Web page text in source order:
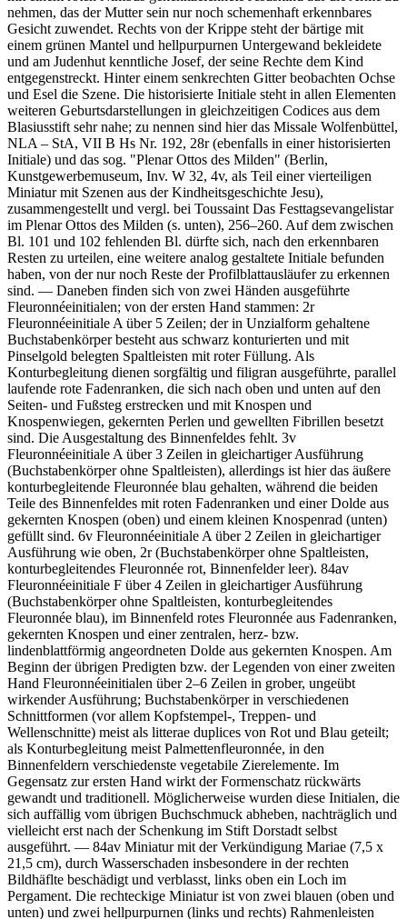
nehmen, das der Mutter sein nur noch schemenhaft erkennbares
Gesicht zuwendet. Rechts von der Krippe steht der bärtige mit
einem grünen Mantel und hellpurpurnen Untergewand bekleidete
und am Judenhut kenntliche Josef, der seine Rechte dem Kind
entgegenstreckt. Hinter einem senkrechten Gitter beobachten Ochse
und Esel die Szene. Die historisierte Initiale steht in allen Elementen
weiteren Geburtsdarstellungen in gleichzeitigen Codices aus dem
Blasiusstift sehr nahe; zu nennen sind hier das Missale Wolfenbüttel,
NLA – StA, VII B Hs Nr. 192, 28r (ebenfalls in einer historisierten
Initiale) und das sog. "Plenar Ottos des Milden" (Berlin,
Kunstgewerbemuseum, Inv. W 32, 4v, als Teil einer vierteiligen
Miniatur mit Szenen aus der Kindheitsgeschichte Jesu),
zusammengestellt und vergl. bei Toussaint Das Festtagsevangelistar
im Plenar Ottos des Milden (s. unten), 256–260. Auf dem zwischen
Bl. 101 und 102 fehlenden Bl. dürfte sich, nach den erkennbaren
Resten zu urteilen, eine weitere analog gestaltete Initiale befunden
haben, von der nur noch Reste der Profilblattausläufer zu erkennen
sind. — Daneben finden sich von zwei Händen ausgeführte
Fleuronnéeinitialen; von der ersten Hand stammen: 2r
Fleuronnéeinitiale A über 5 Zeilen; der in Unzialform gehaltene
Buchstabenkörper besteht aus schwarz konturierten und mit
Pinselgold belegten Spaltleisten mit roter Füllung. Als
Konturbegleitung dienen sorgfältig und filigran ausgeführte, parallel
laufende rote Fadenranken, die sich nach oben und unten auf den
Seiten- und Fußsteg erstrecken und mit Knospen und
Knospenwiegen, gekernten Perlen und gewellten Fibrillen besetzt
sind. Die Ausgestaltung des Binnenfeldes fehlt. 3v
Fleuronnéeinitiale A über 3 Zeilen in gleichartiger Ausführung
(Buchstabenkörper ohne Spaltleisten), allerdings ist hier das äußere
konturbegleitende Fleuronnée blau gehalten, während die beiden
Teile des Binnenfeldes mit roten Fadenranken und einer Dolde aus
gekernten Knospen (oben) und einem kleinen Knospenrad (unten)
gefüllt sind. 6v Fleuronnéeinitiale A über 2 Zeilen in gleichartiger
Ausführung wie oben, 2r (Buchstabenkörper ohne Spaltleisten,
konturbegleitendes Fleuronnée rot, Binnenfelder leer). 84av
Fleuronnéeinitiale F über 4 Zeilen in gleichartiger Ausführung
(Buchstabenkörper ohne Spaltleisten, konturbegleitendes
Fleuronnée blau), im Binnenfeld rotes Fleuronnée aus Fadenranken,
gekernten Knospen und einer zentralen, herz- bzw.
lindenblattförmig angeordneten Dolde aus gekernten Knospen. Am
Beginn der übrigen Predigten bzw. der Legenden von einer zweiten
Hand Fleuronnéeinitialen über 2–6 Zeilen in grober, ungeübt
wirkender Ausführung; Buchstabenkörper in verschiedenen
Schnittformen (vor allem Kopfstempel-, Treppen- und
Wellenschnitte) meist als litterae duplices von Rot und Blau geteilt;
als Konturbegleitung meist Palmettenfleuronnée, in den
Binnenfeldern verschiedenste vegetabile Zierelemente. Im
Gegensatz zur ersten Hand wirkt der Formenschatz rückwärts
gewandt und traditionell. Möglicherweise wurden diese Initialen, die
sich auffällig vom übrigen Buchschmuck abheben, nachträglich und
vielleicht erst nach der Schenkung im Stift Dorstadt selbst
ausgeführt. — 84av Miniatur mit der Verkündigung Mariae (7,5 x
21,5 cm), durch Wasserschaden insbesondere in der rechten
Bildhäflte beschädigt und verblasst, links oben ein Loch im
Pergament. Die rechteckige Miniatur ist von zwei blauen (oben und
unten) und zwei hellpurpurnen (links und rechts) Rahmenleisten